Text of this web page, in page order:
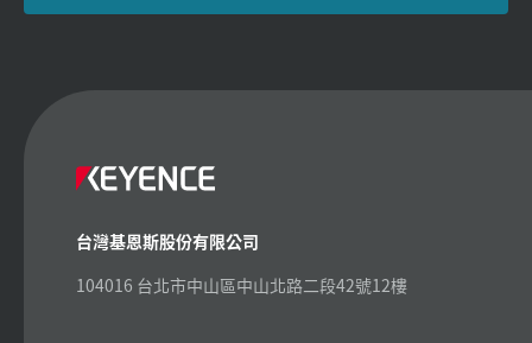
台灣基恩斯股份有限公司
104016 台北市中山區中山北路二段42號12樓